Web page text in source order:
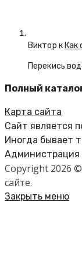
Виктор к Как
Перекись
Полный
Карта сайта
Сайт является
Иногда бывает
Администрация
Copyright 2026
сайте.
Закрыть меню